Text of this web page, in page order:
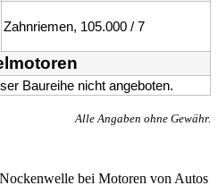
Zahnriemen, 105.000 / 7
Baureihe nicht angeboten.
Alle Angaben ohne Gewähr.
bei Motoren von Autos